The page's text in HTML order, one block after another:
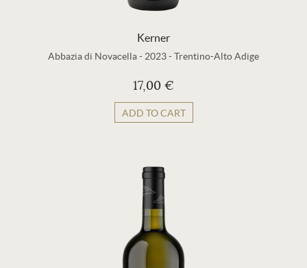
Kerner
Abbazia di Novacella- 2023-Trentino-Alto Adige
17,00 €
ADD TO CART